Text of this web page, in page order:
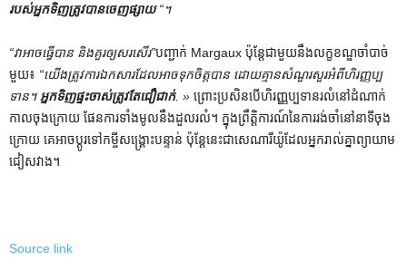
របស់អ្នកទិញត្រូវបានចេញផ្សាយ “។
“វាអាចធ្វើបាន និងគួរឲ្យសរសើរ”បញ្ជាក់ Margaux ប៉ុន្តែជាមួយនឹងលក្ខខណ្ឌចាំបាច់
មួយ៖ “យើងត្រូវការឯកសារដែលអាចទុកចិត្តបាន ដោយគ្មានសំណួរសួរអំពីហិរញ្ញប្ប
ទាន។ អ្នកទិញផ្ទះចាស់ត្រូវតែជឿជាក់. » ព្រោះប្រសិនបើហិរញ្ញប្បទានរលំនៅដំណាក់
កាលចុងក្រោយ ផែនការទាំងមូលនឹងដួលរលំ។ ក្នុង​ព្រឹត្តិការណ៍​នៃ​ការ​រង់ចាំ​នៅ​នាទី​ចុង​
ក្រោយ គេ​អាច​ប្តូរ​ទៅ​កម្ចី​សង្គ្រោះ​បន្ទាន់ ប៉ុន្តែ​នេះ​ជា​សេណារីយ៉ូ​ដែល​អ្នក​រាល់​គ្នា​ព្យាយាម​
ជៀសវាង។
Source link